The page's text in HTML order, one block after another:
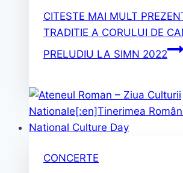
CITESTE MAI MULT
TRADITIE A CORULUI DE
PRELUDIU LA SIMN 2022
CONCERTE